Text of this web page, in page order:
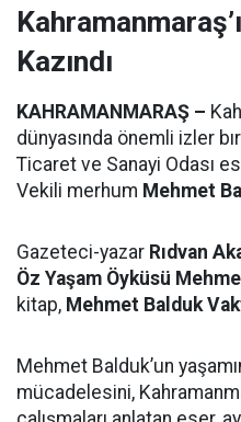
Kazındı
KAHRAMANMARAŞ –
dünyasında önemli izler
Ticaret ve Sanayi Odası
Vekili merhum Mehmet
Gazeteci-yazar Rıdvan
Öz Yaşam Öyküsü
kitap, Mehmet Balduk
Mehmet Balduk’un
mücadelesini,